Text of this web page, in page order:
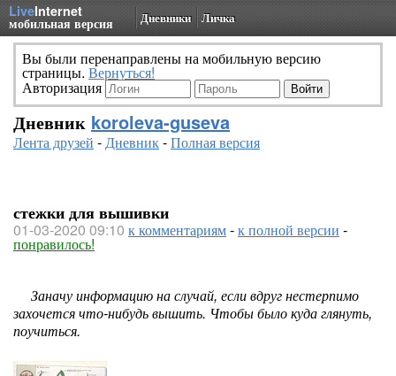
LiveInternet
мобильная версия Дневники Личка
Вы были перенаправлены на мобильную версию
страницы. Вернуться!
Авторизация
Дневник koroleva-guseva
Лента друзей -Дневник-Полная версия
стежки для вышивки
01-03-2020 09:10 к комментариям-к полной версии -
понравилось!
Заначу информацию на случай, если вдруг нестерпимо
захочется что-нибудь вышить. Чтобы было куда глянуть,
поучиться.